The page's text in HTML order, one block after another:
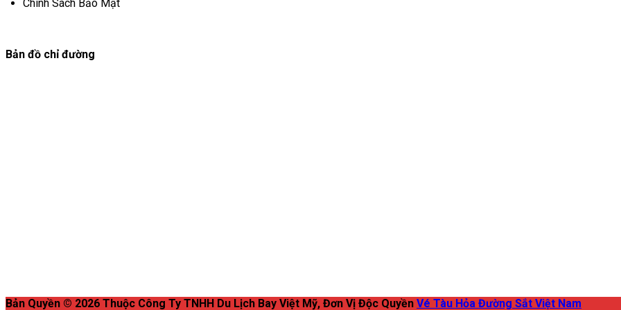
Chính Sách Bảo Mật
Bản đồ chỉ đường
Bản Quyền © 2026 Thuộc Công Ty TNHH Du Lịch Bay Việt Mỹ, Đơn Vị Độc Quyền Vé Tàu Hỏa Đường Sắt Việt Nam